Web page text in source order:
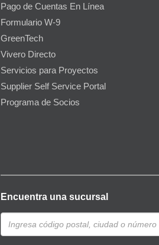
Pago de Cuentas En Línea
Formulario W-9
GreenTech
Vivero Directo
Servicios para Proyectos
Supplier Self Service Portal
Programa de Socios
Encuentra una sucursal